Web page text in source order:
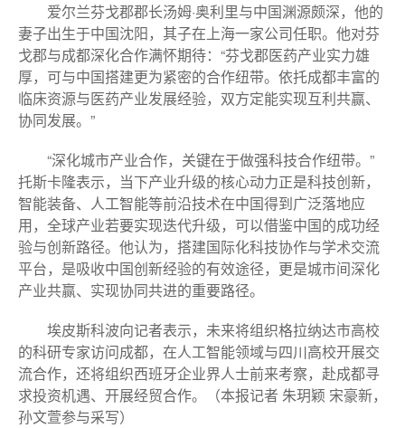
爱尔兰芬戈郡郡长汤姆·奥利里与中国渊源颇深，他的
妻子出生于中国沈阳，其子在上海一家公司任职。他对芬
戈郡与成都深化合作满怀期待：“芬戈郡医药产业实力雄
厚，可与中国搭建更为紧密的合作纽带。依托成都丰富的
临床资源与医药产业发展经验，双方定能实现互利共赢、
协同发展。”
“深化城市产业合作，关键在于做强科技合作纽带。”
托斯卡隆表示，当下产业升级的核心动力正是科技创新，
智能装备、人工智能等前沿技术在中国得到广泛落地应
用，全球产业若要实现迭代升级，可以借鉴中国的成功经
验与创新路径。他认为，搭建国际化科技协作与学术交流
平台，是吸收中国创新经验的有效途径，更是城市间深化
产业共赢、实现协同共进的重要路径。
埃皮斯科波向记者表示，未来将组织格拉纳达市高校
的科研专家访问成都，在人工智能领域与四川高校开展交
流合作，还将组织西班牙企业界人士前来考察，赴成都寻
求投资机遇、开展经贸合作。（本报记者 朱玥颖 宋豪新，
孙文萱参与采写）